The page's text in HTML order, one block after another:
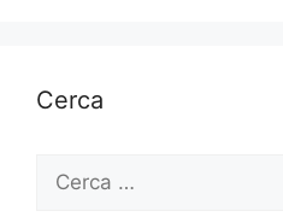
Cerca
per: